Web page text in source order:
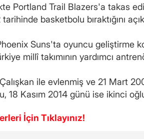
Portland Trail Blazers'a takas
basketbolu bıraktığını
Suns'ta oyuncu geliştirme
millî takımının yardımcı
ile evlenmiş ve 21 Mart
18 Kasım 2014 günü ise ikinci
İçin Tıklayınız!